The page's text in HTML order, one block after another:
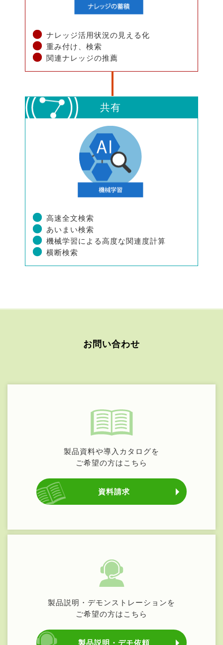
ナレッジ活用状況の見える化
重み付け、検索
関連ナレッジの推薦
共有
高速全文検索
あいまい検索
機械学習による高度な関連度計算
横断検索
お問い合わせ
製品資料や導入カタログを
ご希望の方はこちら
資料請求
製品説明・デモンストレーションを
ご希望の方はこちら
製品説明・デモ依頼